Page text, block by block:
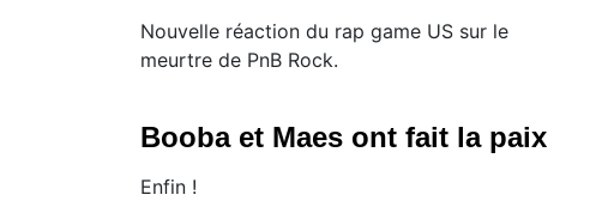
Nouvelle réaction du rap game US sur le
meurtre de PnB Rock.
Booba et Maes ont fait la paix
Enfin !